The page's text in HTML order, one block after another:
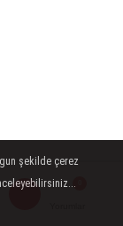
şekilde çerez